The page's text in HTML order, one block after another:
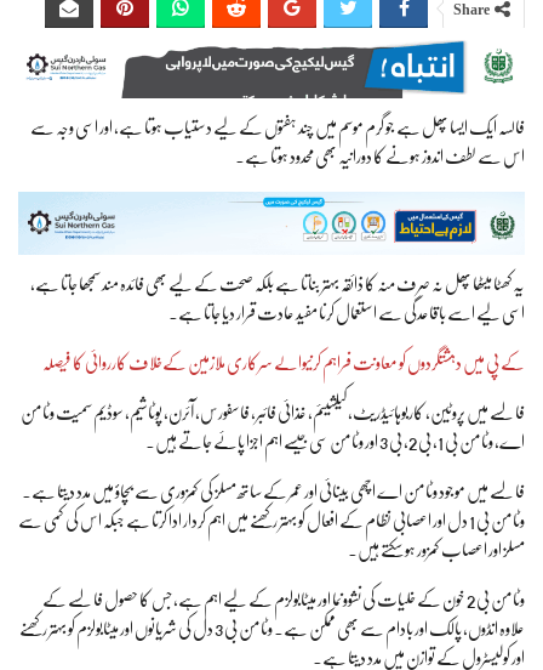
Share
فالسہ ایک ایسا پھل ہے جو گرم موسم میں چند ہفتوں کے لیے دستیاب ہوتا ہے، اور اسی وجہ سے
اس سے لطف اندوز ہونے کا دورانیہ بھی محدود ہوتا ہے۔
یہ کھٹا میٹھا پھل نہ صرف منہ کا ذائقہ بہتر بناتا ہے بلکہ صحت کے لیے بھی فائدہ مند سمجھا جاتا ہے،
اسی لیے اسے باقاعدگی سے استعمال کرنا مفید عادت قرار دیا جاتا ہے۔
کے پی میں دہشتگردوں کو معاونت فراہم کرنیوالے سرکاری ملازمین کےخلاف کارروائی کا فیصلہ
فالسے میں پروٹین، کاربوہائیڈریٹ، کیلشیئم، غذائی فائبر، فاسفورس، آئرن، پوٹاشیم، سوڈیم سمیت وٹامن
اے، وٹامن بی 1، بی 2، بی 3 اور وٹامن سی جیسے اہم اجزا پائے جاتے ہیں۔
فالسے میں موجود وٹامن اے اچھی بینائی اور عمر کے ساتھ مسلز کی کمزوری سے بچاؤ میں مدد دیتا ہے۔
وٹامن بی 1 دل اور اعصابی نظام کے افعال کو بہتر رکھنے میں اہم کردار ادا کرتا ہے جبکہ اس کی کمی سے
مسلز اور اعصاب کمزور ہو سکتے ہیں۔
وٹامن بی 2 خون کے خلیات کی نشوونما اور میٹابولزم کے لیے اہم ہے، جس کا حصول فالسے کے
علاوہ انڈوں، پالک اور بادام سے بھی ممکن ہے۔ وٹامن بی 3 دل کی شریانوں اور میٹابولزم کو بہتر رکھنے
اور کولیسٹرول کے توازن میں مدد دیتا ہے۔